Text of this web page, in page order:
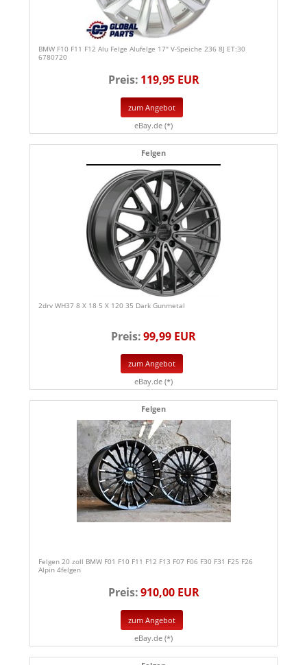
BMW F10 F11 F12 Alu Felge Alufelge 17" V-Speiche 236 8J ET:30
6780720
Preis: 119,95 EUR
zum Angebot
eBay.de (*)
Felgen
2drv WH37 8 X 18 5 X 120 35 Dark Gunmetal
Preis:99,99 EUR
zum Angebot
eBay.de (*)
Felgen
Felgen 20 zoll BMW F01 F10 F11 F12 F13 F07 F06 F30 F31 F25 F26
Alpin 4felgen
Preis:910,00 EUR
zum Angebot
eBay.de (*)